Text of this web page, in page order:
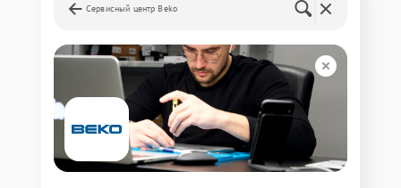
Сервисный центр Beko